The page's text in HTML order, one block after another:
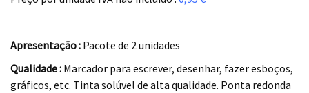
Apresentação : Pacote de 2 unidades
Qualidade : Marcador para escrever, desenhar, fazer esboços,
gráficos, etc. Tinta solúvel de alta qualidade. Ponta redonda